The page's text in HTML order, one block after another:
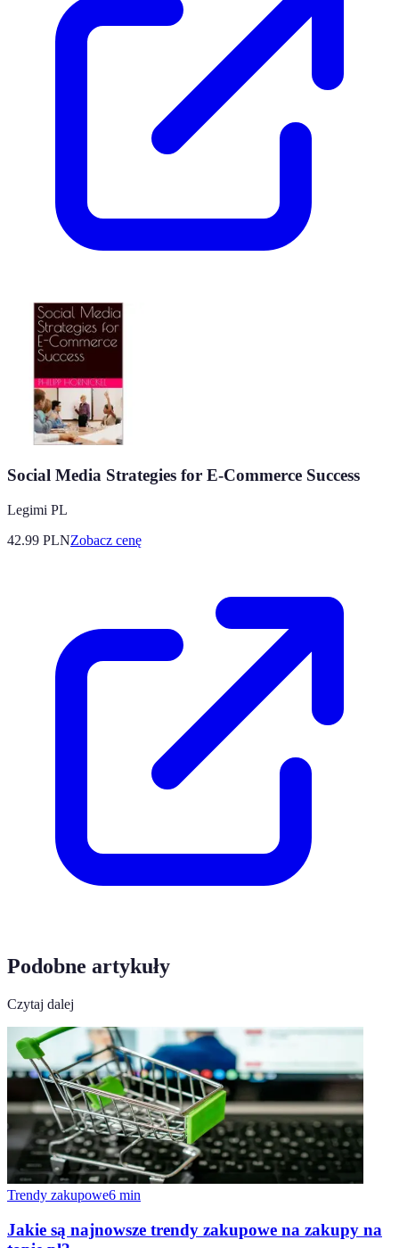
Social Media Strategies for E-Commerce Success
Legimi PL
42.99 PLNZobacz cenę
Podobne artykuły
Czytaj dalej
Trendy zakupowe6 min
Jakie są najnowsze trendy zakupowe na zakupy na